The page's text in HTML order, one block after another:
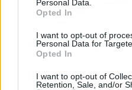
Personal Data.
Opted In
I want to opt-out of
Personal Data for
Opted In
I want to opt-out of
Retention, Sale, and/or
Castronno
Marco Tresca
Rispettare il lettore
verità, specialmente